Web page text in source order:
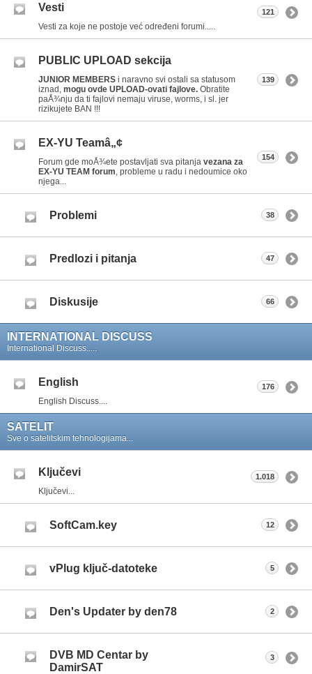
Vesti
Vesti za koje ne postoje već određeni forumi.....
121
PUBLIC UPLOAD sekcija
JUNIOR MEMBERS i naravno svi ostali sa statusom
iznad, mogu ovde UPLOAD-ovati fajlove. Obratite
paÅ¾nju da ti fajlovi nemaju viruse, worms, i sl. jer
rizikujete BAN !!!
139
EX-YU Teamâ„¢
Forum gde moÅ¾ete postavljati sva pitanja vezana za
EX-YU TEAM forum , probleme u radu i nedoumice oko
njega...
154
Problemi 38
Predlozi i pitanja 47
Diskusije 66
INTERNATIONAL DISCUSS
International Discuss.....
English
English Discuss....
176
SATELIT
Sve o satelitskim tehnologijama...
Ključevi
Ključevi...
1.018
SoftCam.key 12
vPlug ključ-datoteke 5
Den's Updater by den78 2
DVB MD Centar by
DamirSAT
3